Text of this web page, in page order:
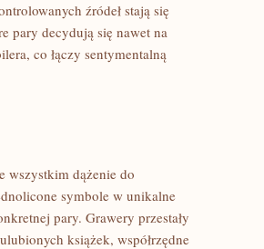
źródeł stają się
pary decydują się nawet na
co łączy sentymentalną
wszystkim dążenie do
symbole w unikalne
pary. Grawery przestały
książek, współrzędne